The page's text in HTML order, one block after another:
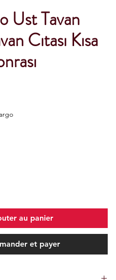
Ust Tavan
Cıtası Kısa
au panier
et payer